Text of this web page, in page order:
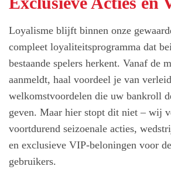
Loyalisme blijft binnen onze
compleet loyaliteitsprogramma dat
bestaande spelers herkent. Vanaf de
aanmeldt, haal voordeel je van
welkomstvoordelen die uw bankroll
geven. Maar hier stopt dit niet – wij
voortdurend seizoenale acties,
en exclusieve VIP-beloningen voor
gebruikers.